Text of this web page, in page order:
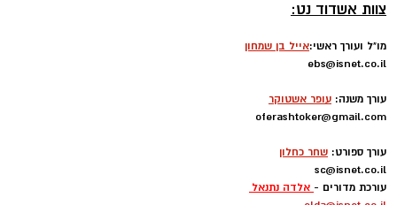
צוות אשדוד נט:
מו"ל ועורך ראשי:אייל בן שמחון
ebs@isnet.co.il
עורך משנה: עופר אשטוקר
oferashtoker@gmail.com
עורך ספורט: שחר כחלון
sc@isnet.co.il
עורכת מדורים - אלדה נתנאל